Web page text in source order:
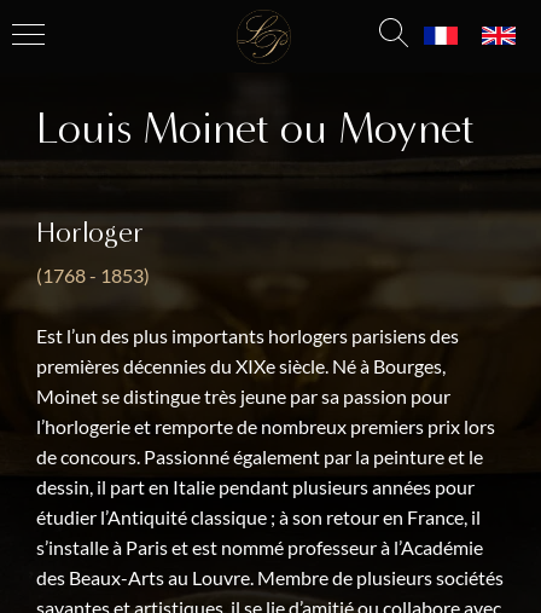
Louis Moinet ou Moynet
Horloger
(1768 - 1853)
Est l’un des plus importants horlogers parisiens des
premières décennies du XIXe siècle. Né à Bourges,
Moinet se distingue très jeune par sa passion pour
l’horlogerie et remporte de nombreux premiers prix lors
de concours. Passionné également par la peinture et le
dessin, il part en Italie pendant plusieurs années pour
étudier l’Antiquité classique ; à son retour en France, il
s’installe à Paris et est nommé professeur à l’Académie
des Beaux-Arts au Louvre. Membre de plusieurs sociétés
savantes et artistiques, il se lie d’amitié ou collabore avec